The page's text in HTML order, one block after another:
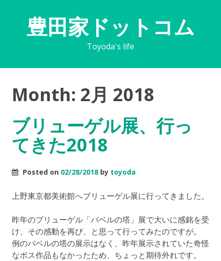
豊田家ドットコム
Toyoda's life
Month: 2月 2018
ブリューゲル展、行っ
てきた2018
Posted on 02/28/2018 by toyoda
上野東京都美術館へブリューゲル展に行ってきました。
昨年のブリューゲル「バベルの塔」展で大いに感銘を受
け、その感動を再び、と思って行ってみたのですが。
例のバベルの塔の展示はなく、昨年展示されていた奇怪
なボス作品もなかったため、ちょっと期待外れです。